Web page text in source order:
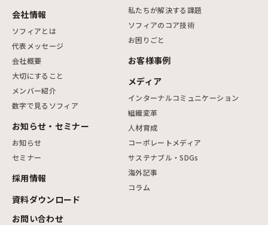
会社情報
ソフィアとは
代表メッセージ
会社概要
大切にすること
メンバー紹介
数字で見るソフィア
お知らせ・セミナー
お知らせ
セミナー
採用情報
私たちが解決する課題
ソフィアのコア技術
お困りごと
お客様事例
メディア
インターナルコミュニケーション
組織変革
人材育成
コーポレートメディア
サステナブル・SDGs
海外記事
コラム
資料ダウンロード
お問い合わせ